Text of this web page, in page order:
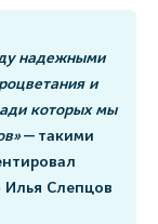
надежными
и
которых мы
— такими
Слепцов